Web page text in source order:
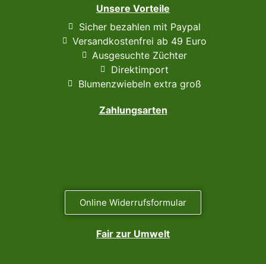
Unsere Vorteile
Sicher bezahlen mit Paypal
Versandkostenfrei ab 49 Euro
Ausgesuchte Züchter
Direktimport
Blumenzwiebeln extra groß
Zahlungsarten
Online Widerrufsformular
Fair zur Umwelt